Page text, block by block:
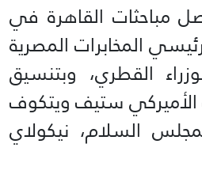
مباحثات القاهرة في
المخابرات المصرية
القطري، وبتنسيق
ستيف ويتكوف
السلام، نيكولاي